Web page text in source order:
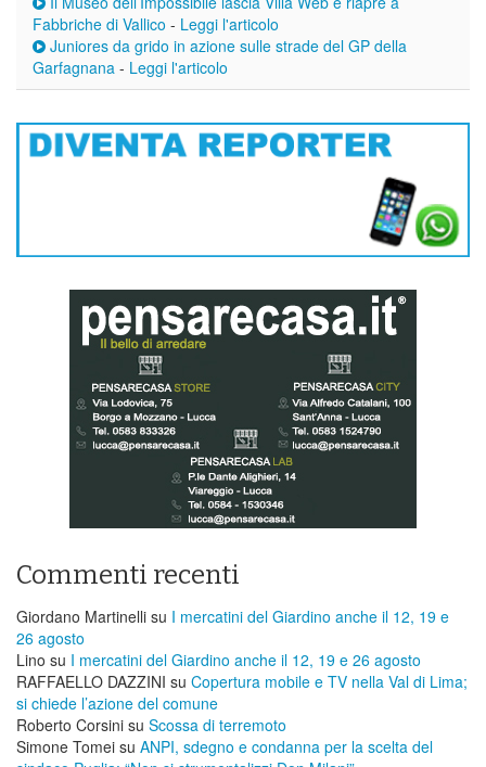
Fabbriche di Vallico - Leggi l'articolo
Juniores da grido in azione sulle strade del GP della
Garfagnana - Leggi l'articolo
Commenti recenti
Giordano Martinelli su I mercatini del Giardino anche il 12, 19 e
26 agosto
Lino su I mercatini del Giardino anche il 12, 19 e 26 agosto
RAFFAELLO DAZZINI su ​Copertura mobile e TV nella Val di Lima;
si chiede l’azione del comune
Roberto Corsini su Scossa di terremoto
Simone Tomei su ANPI, sdegno e condanna per la scelta del